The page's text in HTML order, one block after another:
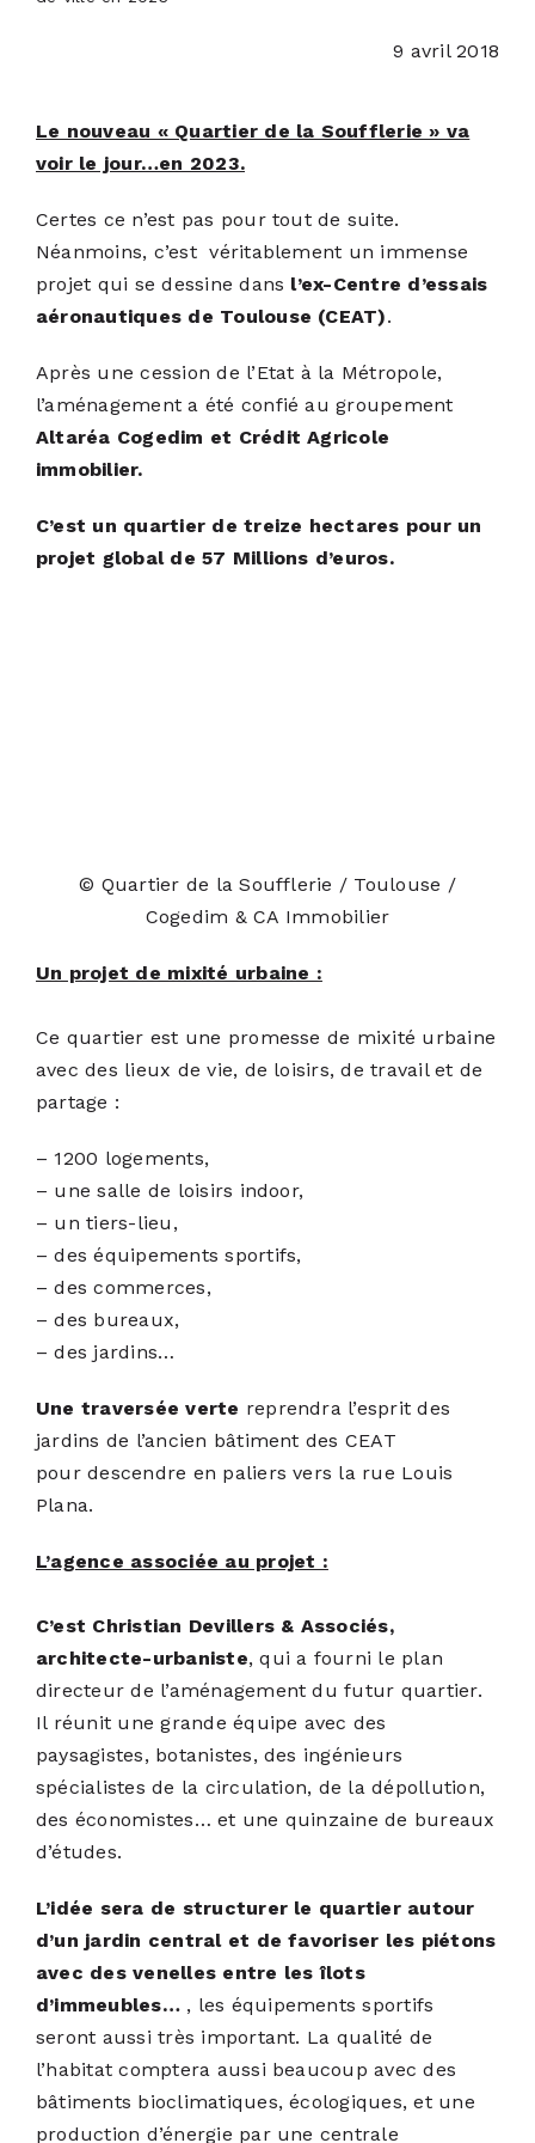
9 avril 2018
Le nouveau « Quartier de la Soufflerie » va
voir le jour…en 2023.
Certes ce n’est pas pour tout de suite.
Néanmoins, c’est véritablement un immense
projet qui se dessine dans l’ex-Centre d’essais
aéronautiques de Toulouse (CEAT).
Après une cession de l’Etat à la Métropole,
l’aménagement a été confié au groupement
Altaréa Cogedim et Crédit Agricole
immobilier.
C’est un quartier de treize hectares pour un
projet global de 57 Millions d’euros.
© Quartier de la Soufflerie / Toulouse /
Cogedim & CA Immobilier
Un projet de mixité urbaine :
Ce quartier est une promesse de mixité urbaine
avec des lieux de vie, de loisirs, de travail et de
partage :
– 1200 logements,
– une salle de loisirs indoor,
– un tiers-lieu,
– des équipements sportifs,
– des commerces,
– des bureaux,
– des jardins…
Une traversée verte reprendra l’esprit des
jardins de l’ancien bâtiment des CEAT
pour descendre en paliers vers la rue Louis
Plana.
L’agence associée au projet :
C’est Christian Devillers & Associés,
architecte-urbaniste, qui a fourni le plan
directeur de l’aménagement du futur quartier.
Il réunit une grande équipe avec des
paysagistes, botanistes, des ingénieurs
spécialistes de la circulation, de la dépollution,
des économistes… et une quinzaine de bureaux
d’études.
L’idée sera de structurer le quartier autour
d’un jardin central et de favoriser les piétons
avec des venelles entre les îlots
d’immeubles…, les équipements sportifs
seront aussi très important. La qualité de
l’habitat comptera aussi beaucoup avec des
bâtiments bioclimatiques, écologiques, et une
production d’énergie par une centrale
S’ABONNER
CONTACT